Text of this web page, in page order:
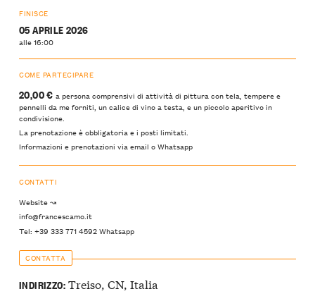
FINISCE
05 APRILE 2026
alle 16:00
COME PARTECIPARE
20,00 € a persona comprensivi di attività di pittura con tela, tempere e
pennelli da me forniti, un calice di vino a testa, e un piccolo aperitivo in
condivisione.
La prenotazione è obbligatoria e i posti limitati.
Informazioni e prenotazioni via email o Whatsapp
CONTATTI
Website ↝
info@francescamo.it
Tel: +39 333 771 4592 Whatsapp
CONTATTA
INDIRIZZO:Treiso, CN, Italia